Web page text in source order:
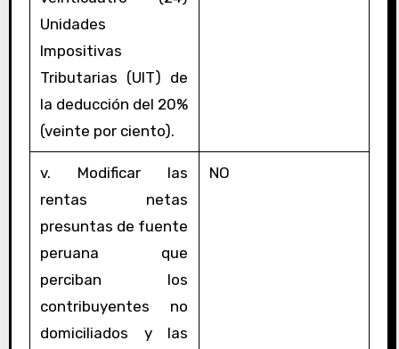
Unidades
Impositivas
Tributarias (UIT) de
la deducción del 20%
(veinte por ciento).
v. Modificar las
rentas netas
presuntas de fuente
peruana que
perciban los
contribuyentes no
domiciliados y las
NO